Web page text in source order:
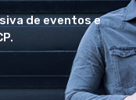
de eventos e